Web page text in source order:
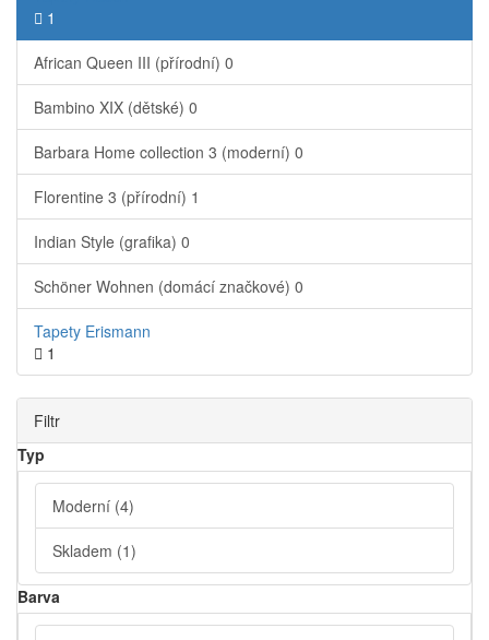
1
African Queen III (přírodní) 0
Bambino XIX (dětské) 0
Barbara Home collection 3 (moderní) 0
Florentine 3 (přírodní) 1
Indian Style (grafika) 0
Schöner Wohnen (domácí značkové) 0
Tapety Erismann
1
Filtr
Typ
Moderní (4)
Skladem (1)
Barva